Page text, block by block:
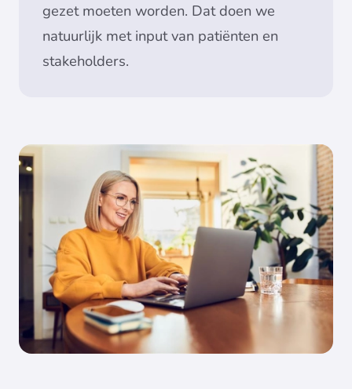
gezet moeten worden. Dat doen we
natuurlijk met input van patiënten en
stakeholders.